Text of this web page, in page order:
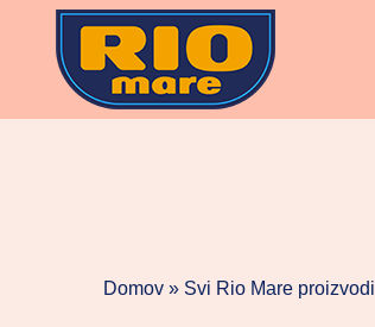
vsebino
Domov » Svi Rio Mare proizvodi